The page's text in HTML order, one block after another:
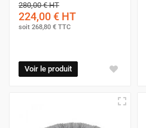
280,00 €HT
224,00 € HT
soit 268,80 € TTC
Voir le produit